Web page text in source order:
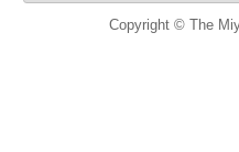
Copyright © The